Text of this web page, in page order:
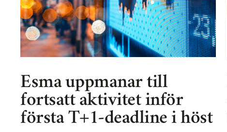
Esma uppmanar till
fortsatt aktivitet inför
första T+1-deadline i höst